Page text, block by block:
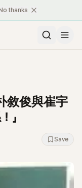
thanks
敘俊與崔宇
」
Save